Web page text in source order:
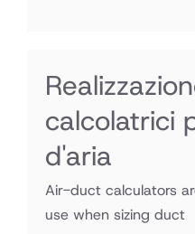
calcolatrici
d'aria
Air-duct calculators
use when sizing duct